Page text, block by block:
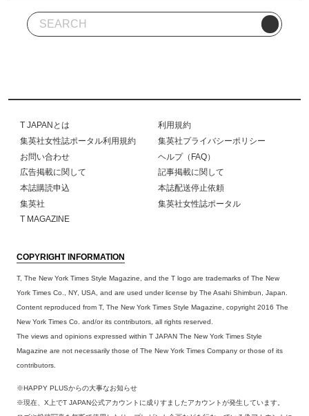
T JAPANとは
利用規約
集英社女性誌ポータル利用規約
集英社プライバシーポリシー
お問い合わせ
ヘルプ（FAQ）
広告掲載に関して
記事掲載に関して
本誌購読申込
本誌配送停止依頼
集英社
集英社女性誌ポータル
T MAGAZINE
COPYRIGHT INFORMATION
T, The New York Times Style Magazine, and the T logo are trademarks of The New
York Times Co., NY, USA, and are used under license by The Asahi Shimbun, Japan.
Content reproduced from T, The New York Times Style Magazine, copyright 2016 The
New York Times Co. and/or its contributors, all rights reserved.
The views and opinions expressed within T JAPAN The New York Times Style
Magazine are not necessarily those of The New York Times Company or those of its
contributors.
※HAPPY PLUSからの大事なお知らせ
※現在、X上でT JAPAN公式アカウントに成りすましたアカウントが発生しています。